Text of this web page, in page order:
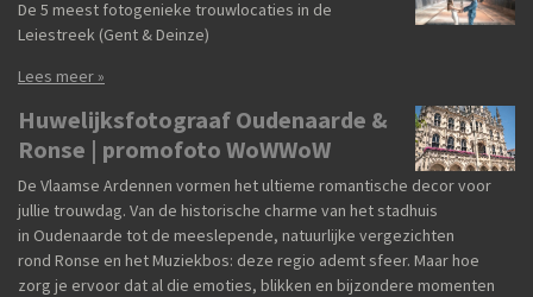
De 5 meest fotogenieke trouwlocaties in de
Leiestreek (Gent & Deinze)
Lees meer »
Huwelijksfotograaf Oudenaarde &
Ronse | promofoto WoWWoW
De Vlaamse Ardennen vormen het ultieme romantische decor voor
jullie trouwdag. Van de historische charme van het stadhuis
in Oudenaarde tot de meeslepende, natuurlijke vergezichten
rond Ronse en het Muziekbos: deze regio ademt sfeer. Maar hoe
zorg je ervoor dat al die emoties, blikken en bijzondere momenten